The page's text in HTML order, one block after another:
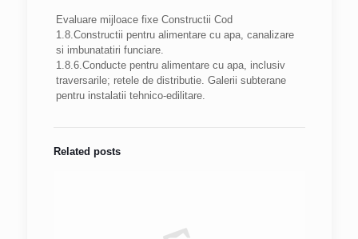
Evaluare mijloace fixe Constructii Cod
1.8.Constructii pentru alimentare cu apa, canalizare
si imbunatatiri funciare.
1.8.6.Conducte pentru alimentare cu apa, inclusiv
traversarile; retele de distributie. Galerii subterane
pentru instalatii tehnico-edilitare.
Related posts